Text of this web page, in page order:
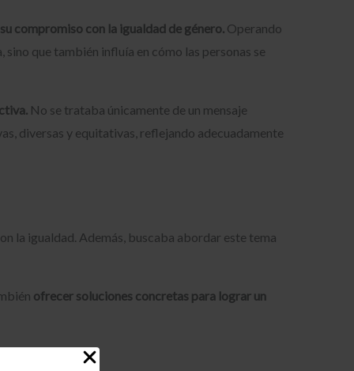
compromiso con la igualdad de género. Operando
que también influía en cómo las personas se
No se trataba únicamente de un mensaje
diversas y equitativas, reflejando adecuadamente
la igualdad. Además, buscaba abordar este tema
ofrecer soluciones concretas para lograr un